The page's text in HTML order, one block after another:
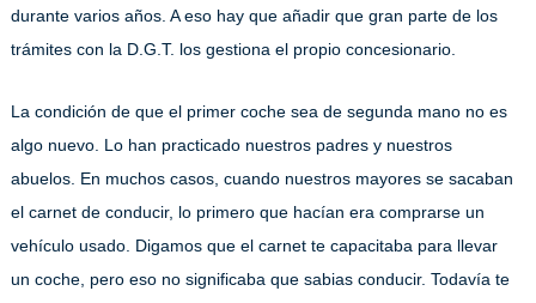
durante varios años. A eso hay que añadir que gran parte de los
trámites con la D.G.T. los gestiona el propio concesionario.
La condición de que el primer coche sea de segunda mano no es
algo nuevo. Lo han practicado nuestros padres y nuestros
abuelos. En muchos casos, cuando nuestros mayores se sacaban
el carnet de conducir, lo primero que hacían era comprarse un
vehículo usado. Digamos que el carnet te capacitaba para llevar
un coche, pero eso no significaba que sabias conducir. Todavía te